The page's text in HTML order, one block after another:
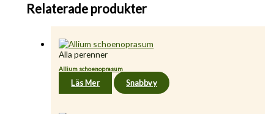
Relaterade produkter
Alla perenner
Allium schoenoprasum
Läs Mer Snabbvy